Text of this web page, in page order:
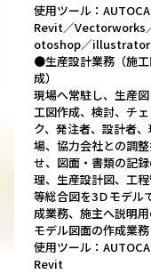
使用ツール：
Revit／Vectorworks
otoshop／illustrator
●生産設計業務（施
成）
現場へ常駐し、生産
工図作成、検討、チェ
ク、発注者、設計者、
場、協力会社との調
せ、図面・書類の記
理、生産設計図、工
等総合図を3Ｄモデル
成業務、施主へ説明
モデル図面の作成業務
使用ツール：
Revit